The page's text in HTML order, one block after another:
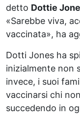
detto Dottie
«Sarebbe viva,
vaccinata», ha
Dotti Jones ha
inizialmente non
invece, i suoi
vaccinarsi chi
succedendo in